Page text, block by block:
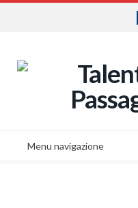
Menu navigazione